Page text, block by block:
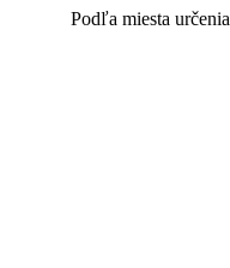
Podľa miesta určenia